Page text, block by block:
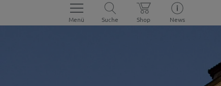
Menü Suche Shop News